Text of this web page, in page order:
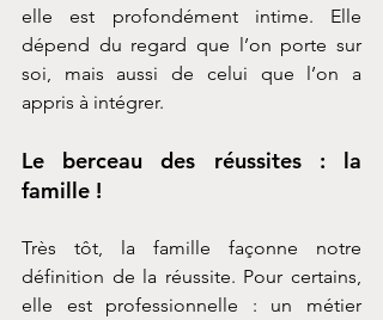
elle est profondément intime. Elle
dépend du regard que l’on porte sur
soi, mais aussi de celui que l’on a
appris à intégrer.
Le berceau des réussites : la
famille !
Très tôt, la famille façonne notre
définition de la réussite. Pour certains,
elle est professionnelle : un métier